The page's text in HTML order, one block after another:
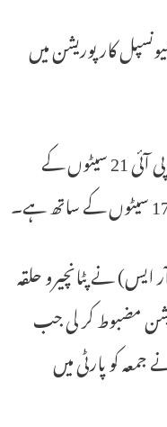
کارپوریشن میں
تازہ ترین اعداد و شمار کے مطابق، سی پی آئی 21 سیٹوں کے
آر ایس) نے پٹانچیرو حلقہ
مضبوط کر لی جب
کو پارٹی میں